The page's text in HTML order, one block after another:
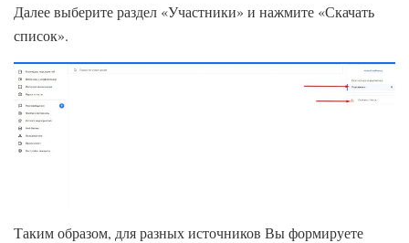
Далее выберите раздел «Участники» и нажмите «Скачать
список».
Таким образом, для разных источников Вы формируете